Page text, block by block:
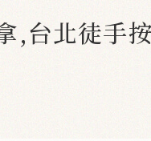
,台北徒手